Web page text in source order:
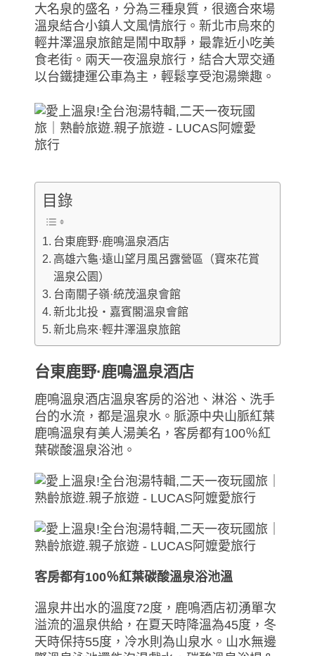
大名泉的盛名，分為三種泉質，很適合來場
溫泉結合小鎮人文風情旅行。新北市烏來的
輕井澤溫泉旅館是鬧中取靜，最靠近小吃美
食老街。兩天一夜溫泉旅行，結合大眾交通
以台鐵捷運公車為主，輕鬆享受泡湯樂趣。
目錄
台東鹿野·鹿鳴溫泉酒店
高雄六龜·遠山望月風呂露營區（寶來花賞
溫泉公園）
台南關子嶺·統茂溫泉會館
新北北投‧嘉賓閣溫泉會館
新北烏來·輕井澤溫泉旅館
台東鹿野·鹿鳴溫泉酒店
鹿鳴溫泉酒店溫泉客房的浴池、淋浴、洗手
台的水流，都是溫泉水。脈源中央山脈紅葉
鹿鳴溫泉有美人湯美名，客房都有100％紅
葉碳酸溫泉浴池。
客房都有100％紅葉碳酸溫泉浴池溫
溫泉井出水的溫度72度，鹿鳴酒店初湧單次
溢流的溫泉供給，在夏天時降溫為45度，冬
天時保持55度，冷水則為山泉水。山水無邊